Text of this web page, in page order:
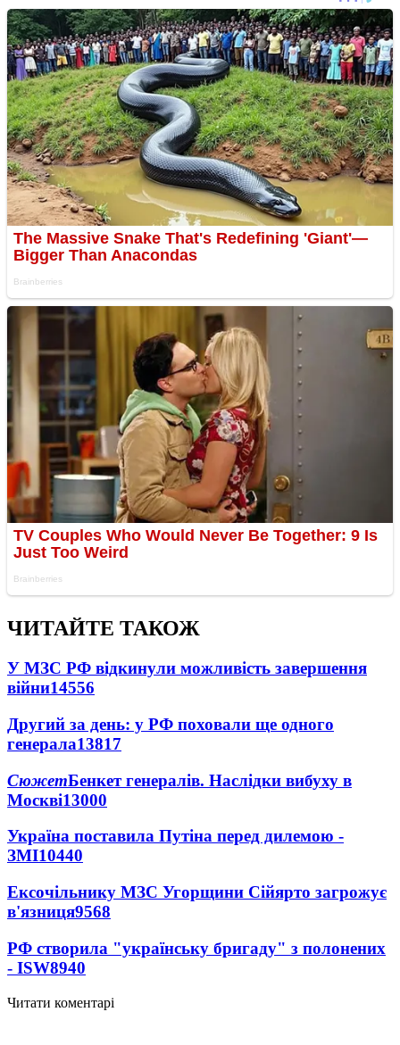
ЧИТАЙТЕ ТАКОЖ
У МЗС РФ відкинули можливість завершення
війни14556
Другий за день: у РФ поховали ще одного
генерала13817
СюжетБенкет генералів. Наслідки вибуху в
Москві13000
Україна поставила Путіна перед дилемою -
ЗМІ10440
Ексочільнику МЗС Угорщини Сійярто загрожує
в'язниця9568
РФ створила "українську бригаду" з полонених
- ISW8940
Читати коментарі